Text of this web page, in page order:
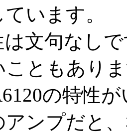
います。
は文句なし
こともあり
の特性
アンプだと